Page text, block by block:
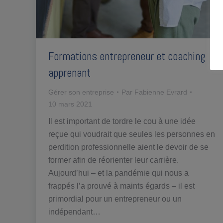
Formations entrepreneur et coaching
apprenant
Gérer son entreprise Par Fabienne Evrard
10 mars 2021
Il est important de tordre le cou à une idée
reçue qui voudrait que seules les personnes en
perdition professionnelle aient le devoir de se
former afin de réorienter leur carrière.
Aujourd’hui – et la pandémie qui nous a
frappés l’a prouvé à maints égards – il est
primordial pour un entrepreneur ou un
indépendant…